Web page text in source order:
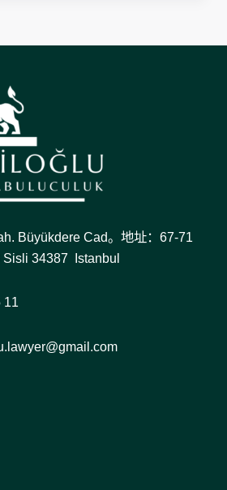
Büyükdere Cad。地址：67-71
Sisli 34387 Istanbul
11